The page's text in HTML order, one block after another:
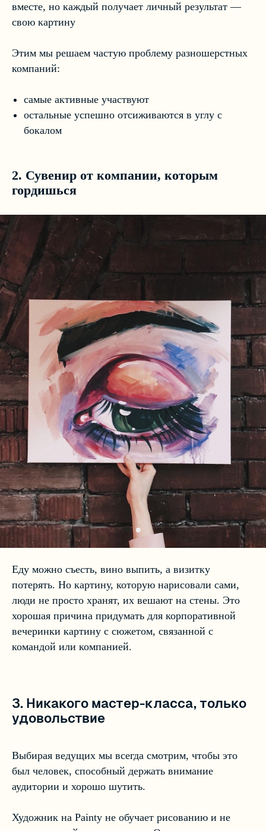
вместе, но каждый получает личный результат —
свою картину
Этим мы решаем частую проблему разношерстных
компаний:
самые активные участвуют
остальные успешно отсиживаются в углу с
бокалом
2. Сувенир от компании, которым
гордишься
Еду можно съесть, вино выпить, а визитку
потерять. Но картину, которую нарисовали сами,
люди не просто хранят, их вешают на стены. Это
хорошая причина придумать для корпоративной
вечеринки картину с сюжетом, связанной с
командой или компанией.
3. Никакого мастер-класса, только
удовольствие
Выбирая ведущих мы всегда смотрим, чтобы это
был человек, способный держать внимание
аудитории и хорошо шутить.
Художник на Painty не обучает рисованию и не